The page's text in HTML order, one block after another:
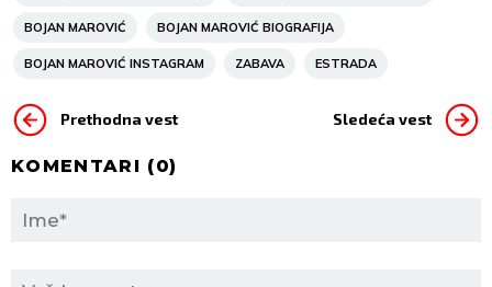
BOJAN MAROVIĆ BOJAN MAROVIĆ BIOGRAFIJA
BOJAN MAROVIĆ INSTAGRAM ZABAVA ESTRADA
Prethodna vest Sledeća vest
KOMENTARI (0)